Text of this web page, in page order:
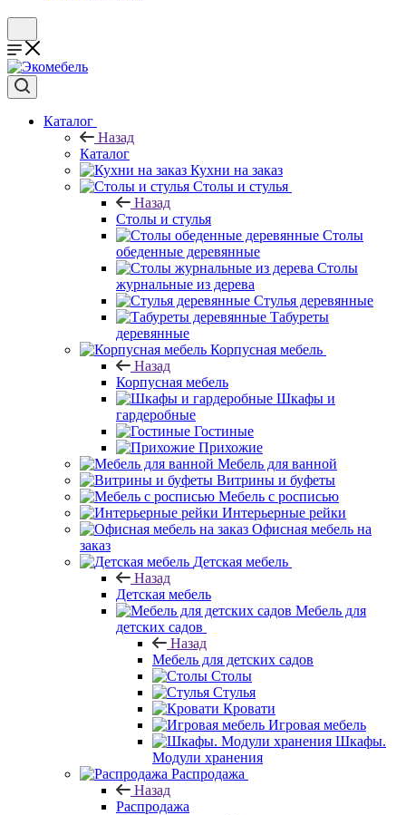
Каталог
Назад
Каталог
Кухни на заказ
Столы и стулья
Назад
Столы и стулья
Столы
обеденные деревянные
Столы
журнальные из дерева
Стулья деревянные
Табуреты
деревянные
Корпусная мебель
Назад
Корпусная мебель
Шкафы и
гардеробные
Гостиные
Прихожие
Мебель для ванной
Витрины и буфеты
Мебель с росписью
Интерьерные рейки
Офисная мебель на
заказ
Детская мебель
Назад
Детская мебель
Мебель для
детских садов
Назад
Мебель для детских садов
Столы
Стулья
Кровати
Игровая мебель
Шкафы.
Модули хранения
Распродажа
Назад
Распродажа